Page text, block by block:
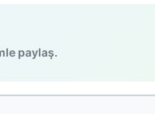
paylaş.